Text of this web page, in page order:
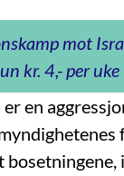
mot
kr. 4,- per uke
en